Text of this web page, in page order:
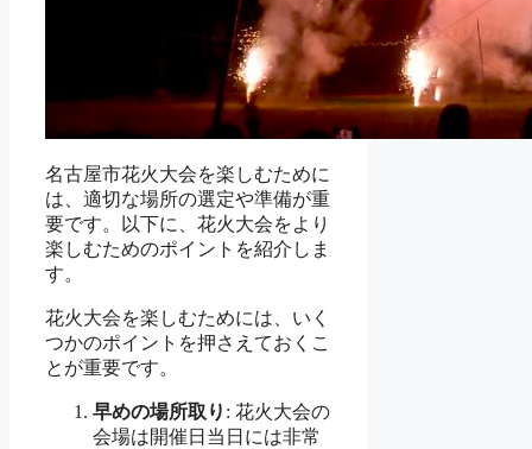
名古屋市花火大会を楽しむために
は、適切な場所の選定や準備が重
要です。以下に、花火大会をより
楽しむためのポイントを紹介しま
す。
花火大会を楽しむためには、いく
つかのポイントを押さえておくこ
とが重要です。
早めの場所取り : 花火大会の
会場は開催日当日には非常